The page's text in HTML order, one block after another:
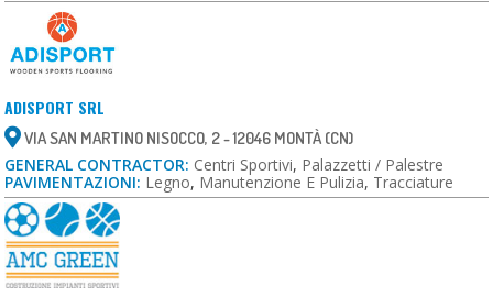
ADISPORT SRL
VIA SAN MARTINO NISOCCO, 2 - 12046 MONTÀ (CN)
GENERAL CONTRACTOR: Centri Sportivi, Palazzetti / Palestre
PAVIMENTAZIONI: Legno, Manutenzione E Pulizia, Tracciature